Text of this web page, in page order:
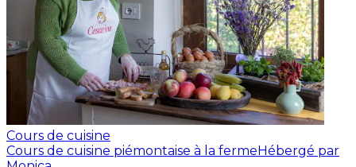
Cours de cuisine
Cours de cuisine piémontaise à la ferme Hébergé par